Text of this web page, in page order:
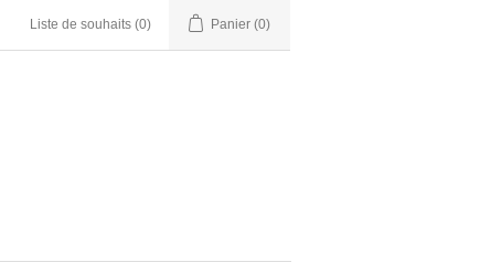
Liste de souhaits (0) Panier (0)